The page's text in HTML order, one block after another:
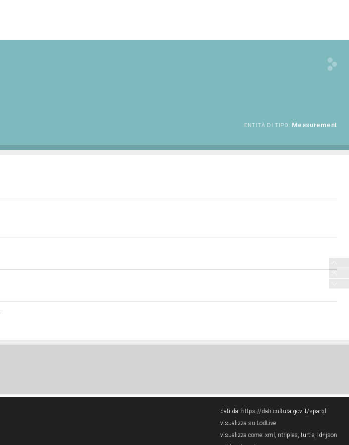
ENTITÀ DI TIPO: Measurement
dati da: https://dati.cultura.gov.it/sparql
visualizza su LodLive
visualizza come: xml , ntriples, turtle, ld+json